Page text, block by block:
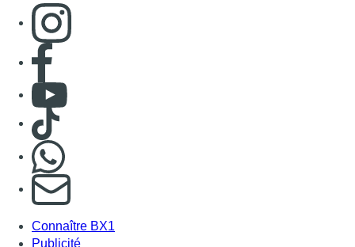
Consulter page Instagram
Consulter page Facebook
Consulter Youtube
Consulter TikTok
S'abonner à notre newsletter
Connaître BX1
Publicité